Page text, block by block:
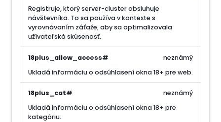
Registruje, ktorý server-cluster obsluhuje
návštevníka. To sa používa v kontexte s
vyrovnávaním záťaže, aby sa optimalizovala
užívateľská skúsenosť.
18plus_allow_access#
Ukladá informáciu o odsúhlasení okna 18+ pre web.
neznámý
18plus_cat#
Ukladá informáciu o odsúhlasení okna 18+ pre
kategóriu.
neznámý